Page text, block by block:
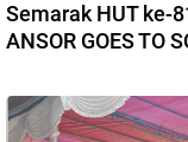
Semarak HUT ke-
ANSOR GOES TO